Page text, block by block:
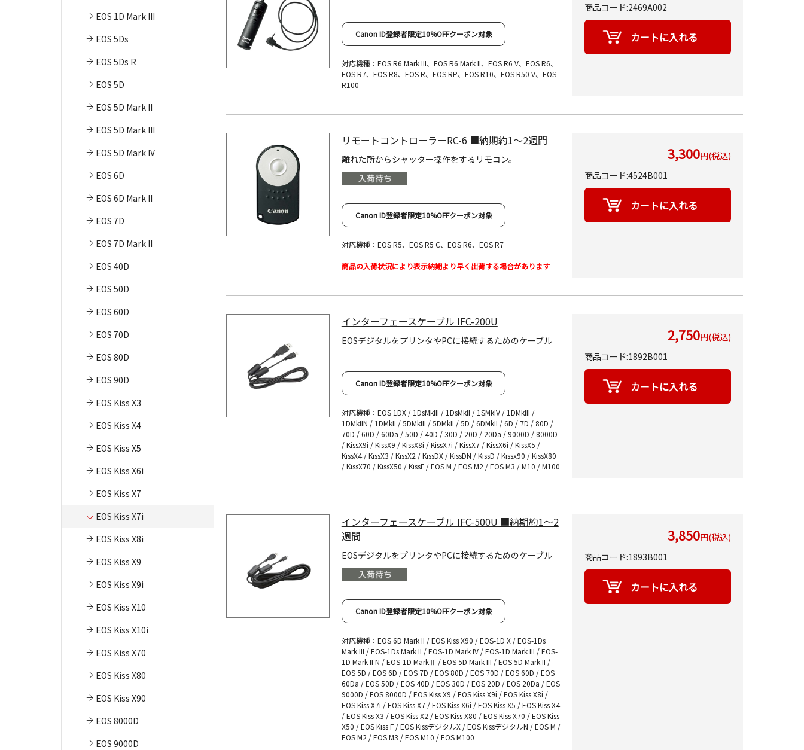
EOS 1D Mark III
EOS 5Ds
EOS 5Ds R
EOS 5D
EOS 5D Mark II
EOS 5D Mark III
EOS 5D Mark IV
EOS 6D
EOS 6D Mark II
EOS 7D
EOS 7D Mark II
EOS 40D
EOS 50D
EOS 60D
EOS 70D
EOS 80D
EOS 90D
EOS Kiss X3
EOS Kiss X4
EOS Kiss X5
EOS Kiss X6i
EOS Kiss X7
EOS Kiss X7i
EOS Kiss X8i
EOS Kiss X9
EOS Kiss X9i
EOS Kiss X10
EOS Kiss X10i
EOS Kiss X70
EOS Kiss X80
EOS Kiss X90
EOS 8000D
EOS 9000D
Canon ID登録者限定10%OFFクーポン対象
対応機種：EOS R6 Mark III、EOS R6 Mark II、EOS R6 V、EOS R6、
EOS R7、EOS R8、EOS R、EOS RP、EOS R10、EOS R50 V、EOS
R100
商品コード:2469A002
リモートコントローラーRC-6 ■納期約1～2週間
離れた所からシャッター操作をするリモコン。
Canon ID登録者限定10%OFFクーポン対象
対応機種：EOS R5、EOS R5 C、EOS R6、EOS R7
商品の入荷状況により表示納期より早く出荷する場合があります
3,300円(税込)
商品コード:4524B001
インターフェースケーブル IFC-200U
EOSデジタルをプリンタやPCに接続するためのケーブル
Canon ID登録者限定10%OFFクーポン対象
対応機種：EOS 1DX / 1DsMkIII / 1DsMkII / 1SMkIV / 1DMkIII /
1DMkIIN / 1DMkII / 5DMkIII / 5DMkII / 5D / 6DMkII / 6D / 7D / 80D /
70D / 60D / 60Da / 50D / 40D / 30D / 20D / 20Da / 9000D / 8000D
/ KissX9i / KissX9 / KissX8i / KissX7i / KissX7 / KissX6i / KissX5 /
KissX4 / KissX3 / KissX2 / KissDX / KissDN / KissD / Kissx90 / KissX80
/ KissX70 / KissX50 / KissF / EOS M / EOS M2 / EOS M3 / M10 / M100
2,750円(税込)
商品コード:1892B001
インターフェースケーブル IFC-500U ■納期約1～2
週間
EOSデジタルをプリンタやPCに接続するためのケーブル
Canon ID登録者限定10%OFFクーポン対象
対応機種：EOS 6D Mark II / EOS Kiss X90 / EOS-1D X / EOS-1Ds
Mark III / EOS-1Ds Mark II / EOS-1D Mark IV / EOS-1D Mark III / EOS-
1D Mark II N / EOS-1D MarkⅡ / EOS 5D Mark III / EOS 5D Mark II /
EOS 5D / EOS 6D / EOS 7D / EOS 80D / EOS 70D / EOS 60D / EOS
60Da / EOS 50D / EOS 40D / EOS 30D / EOS 20D / EOS 20Da / EOS
9000D / EOS 8000D / EOS Kiss X9 / EOS Kiss X9i / EOS Kiss X8i /
EOS Kiss X7i / EOS Kiss X7 / EOS Kiss X6i / EOS Kiss X5 / EOS Kiss X4
/ EOS Kiss X3 / EOS Kiss X2 / EOS Kiss X80 / EOS Kiss X70 / EOS Kiss
X50 / EOS Kiss F / EOS KissデジタルX / EOS KissデジタルN / EOS M /
EOS M2 / EOS M3 / EOS M10 / EOS M100
3,850円(税込)
商品コード:1893B001